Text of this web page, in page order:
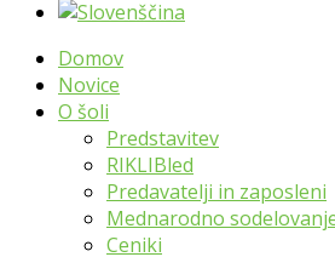
Domov
Novice
O šoli
Predstavitev
RIKLIBled
Predavatelji in zaposleni
Mednarodno
Ceniki